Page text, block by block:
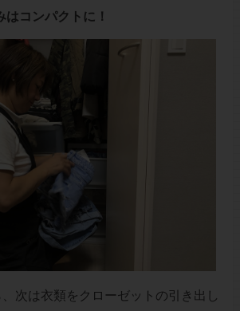
コンパクトに！
次は衣類をクローゼットの引き出し